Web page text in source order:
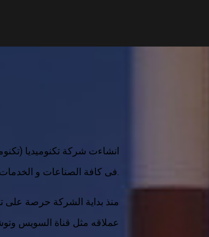
فى كافة الصناعات و الخدمات للمياه و الري و البترول و الغاز و الصناعات الثقيله.
منذ بداية الشركة حرصة على